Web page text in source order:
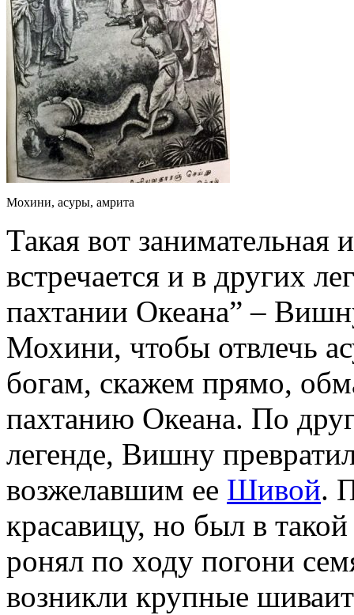
Мохини, асуры, амрита
Такая вот
встречается и в других
пахтании Океана” –
Мохини, чтобы отвлечь
богам, скажем прямо,
пахтанию Океана. По
легенде, Вишну
возжелавшим ее Шивой.
красавицу, но был в
ронял по ходу погони
возникли крупные